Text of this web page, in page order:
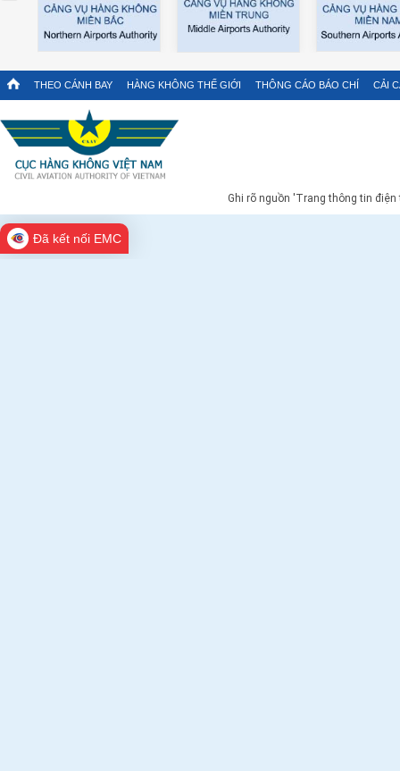
THEO CÁNH BAY HÀNG KHÔNG THẾ GIỚI THÔNG CÁO BÁO CHÍ CẢI
Ghi rõ nguồn 'Trang thông tin
Đã kết nối EMC